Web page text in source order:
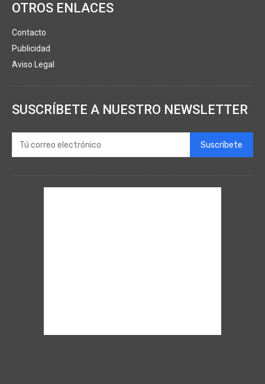
OTROS ENLACES
Contacto
Publicidad
Aviso Legal
SUSCRÍBETE A NUESTRO NEWSLETTER
Suscríbete